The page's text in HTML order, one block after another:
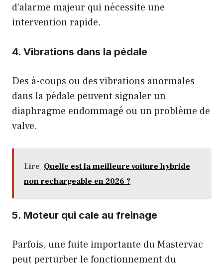
d’alarme majeur qui nécessite une
intervention rapide.
4. Vibrations dans la pédale
Des à-coups ou des vibrations anormales
dans la pédale peuvent signaler un
diaphragme endommagé ou un problème de
valve.
Lire Quelle est la meilleure voiture hybride
non rechargeable en 2026 ?
5. Moteur qui cale au freinage
Parfois, une fuite importante du Mastervac
peut perturber le fonctionnement du